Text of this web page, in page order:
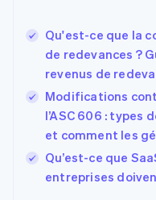
Qu'est-ce que la
de redevances ?
revenus de
Modifications
l’ASC 606 : types
et comment les
Qu’est-ce que
entreprises
États-Unis
EnglishEspañol简体中文
Finlande
EnglishSvenska
FrançaisEnglish
Gibraltar
English
Grèce
English